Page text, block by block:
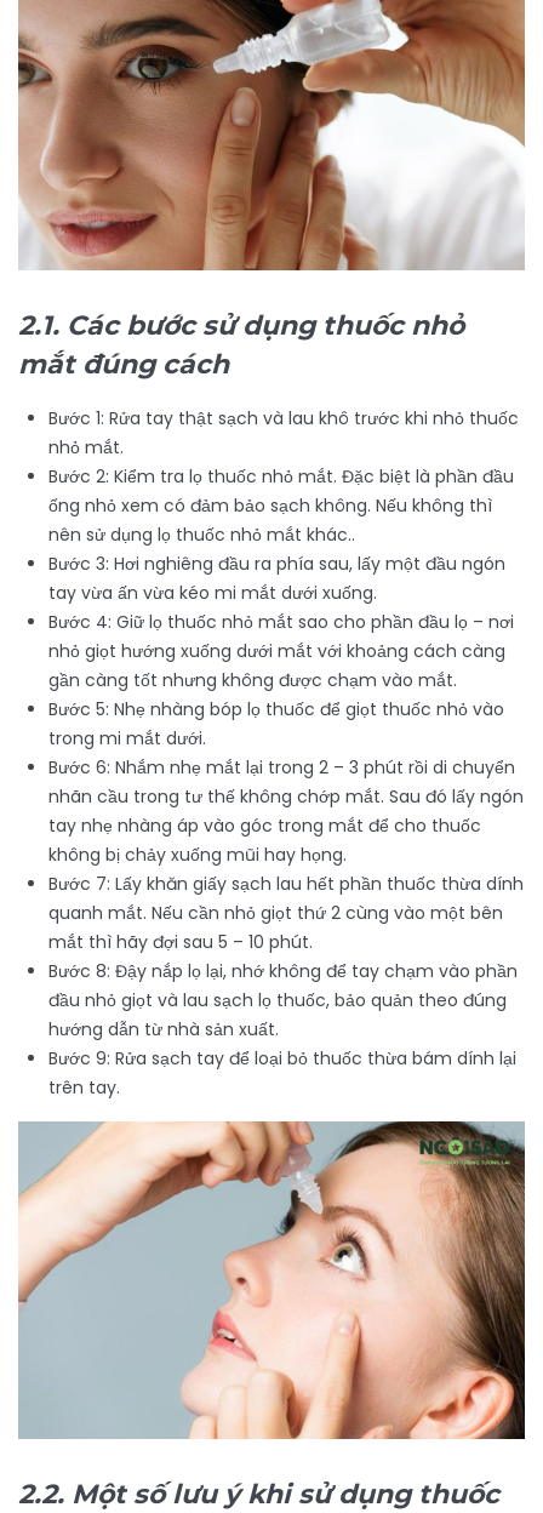
2.1. Các bước sử dụng thuốc nhỏ
mắt đúng cách
Bước 1: Rửa tay thật sạch và lau khô trước khi nhỏ thuốc
nhỏ mắt.
Bước 2: Kiểm tra lọ thuốc nhỏ mắt. Đặc biệt là phần đầu
ống nhỏ xem có đảm bảo sạch không. Nếu không thì
nên sử dụng lọ thuốc nhỏ mắt khác..
Bước 3: Hơi nghiêng đầu ra phía sau, lấy một đầu ngón
tay vừa ấn vừa kéo mi mắt dưới xuống.
Bước 4: Giữ lọ thuốc nhỏ mắt sao cho phần đầu lọ – nơi
nhỏ giọt hướng xuống dưới mắt với khoảng cách càng
gần càng tốt nhưng không được chạm vào mắt.
Bước 5: Nhẹ nhàng bóp lọ thuốc để giọt thuốc nhỏ vào
trong mi mắt dưới.
Bước 6: Nhắm nhẹ mắt lại trong 2 – 3 phút rồi di chuyển
nhãn cầu trong tư thế không chớp mắt. Sau đó lấy ngón
tay nhẹ nhàng áp vào góc trong mắt để cho thuốc
không bị chảy xuống mũi hay họng.
Bước 7: Lấy khăn giấy sạch lau hết phần thuốc thừa dính
quanh mắt. Nếu cần nhỏ giọt thứ 2 cùng vào một bên
mắt thì hãy đợi sau 5 – 10 phút.
Bước 8: Đậy nắp lọ lại, nhớ không để tay chạm vào phần
đầu nhỏ giọt và lau sạch lọ thuốc, bảo quản theo đúng
hướng dẫn từ nhà sản xuất.
Bước 9: Rửa sạch tay để loại bỏ thuốc thừa bám dính lại
trên tay.
2.2. Một số lưu ý khi sử dụng thuốc